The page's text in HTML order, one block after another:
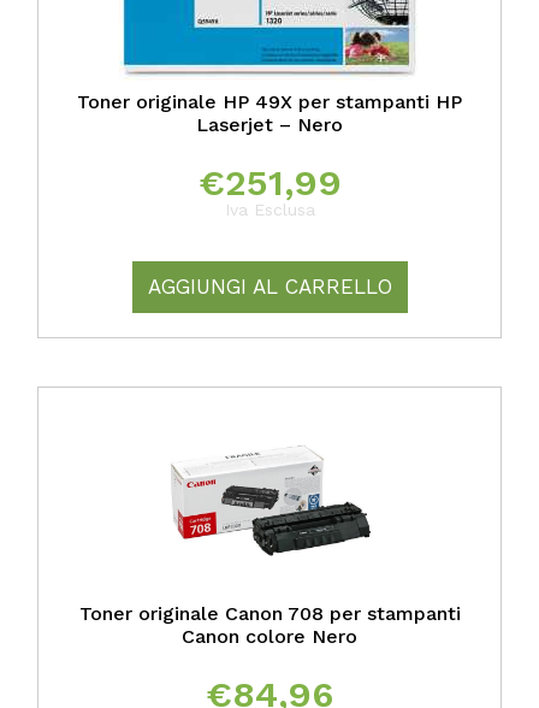
Toner originale HP 49X per stampanti HP
Laserjet – Nero
€251,99
Iva Esclusa
AGGIUNGI AL CARRELLO
Toner originale Canon 708 per stampanti
Canon colore Nero
€84,96